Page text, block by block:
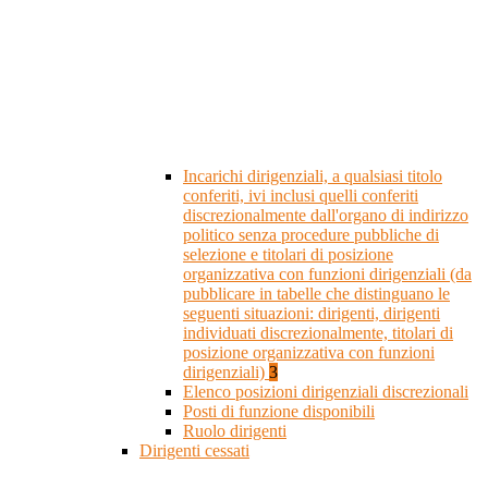
Incarichi dirigenziali, a qualsiasi titolo
conferiti, ivi inclusi quelli conferiti
discrezionalmente dall'organo di indirizzo
politico senza procedure pubbliche di
selezione e titolari di posizione
organizzativa con funzioni dirigenziali (da
pubblicare in tabelle che distinguano le
seguenti situazioni: dirigenti, dirigenti
individuati discrezionalmente, titolari di
posizione organizzativa con funzioni
dirigenziali) 3
Elenco posizioni dirigenziali discrezionali
Posti di funzione disponibili
Ruolo dirigenti
Dirigenti cessati